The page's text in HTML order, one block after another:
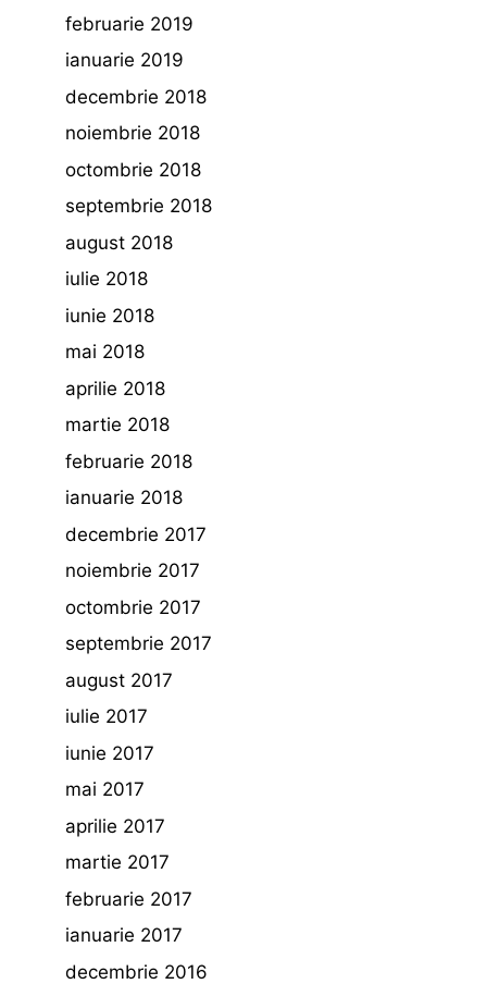
februarie 2019
ianuarie 2019
decembrie 2018
noiembrie 2018
octombrie 2018
septembrie 2018
august 2018
iulie 2018
iunie 2018
mai 2018
aprilie 2018
martie 2018
februarie 2018
ianuarie 2018
decembrie 2017
noiembrie 2017
octombrie 2017
septembrie 2017
august 2017
iulie 2017
iunie 2017
mai 2017
aprilie 2017
martie 2017
februarie 2017
ianuarie 2017
decembrie 2016